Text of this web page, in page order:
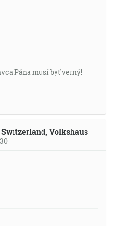
Pána musí byť verný!
Switzerland, Volkshaus